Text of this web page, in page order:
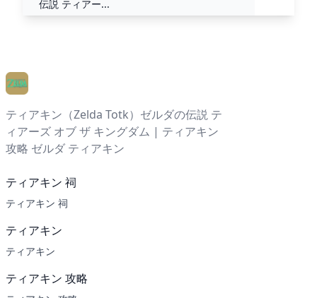
伝説 ティアー...
ティアキン（Zelda Totk）ゼルダの伝説 テ
ィアーズ オブ ザ キングダム | ティアキン
攻略 ゼルダ ティアキン
ティアキン 祠
ティアキン 祠
ティアキン
ティアキン
ティアキン 攻略